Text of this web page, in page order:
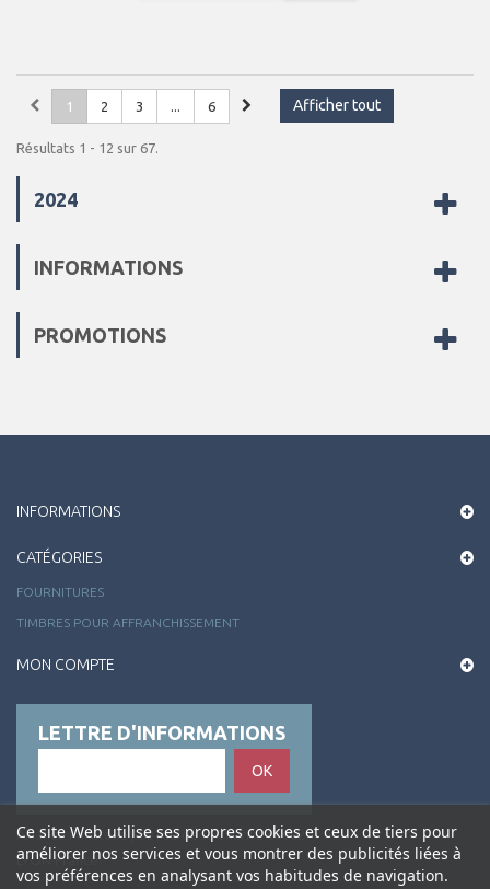
Afficher tout
1 2 3 ... 6
Résultats 1 - 12 sur 67.
2024
INFORMATIONS
PROMOTIONS
INFORMATIONS
CATÉGORIES
FOURNITURES
TIMBRES POUR AFFRANCHISSEMENT
MON COMPTE
LETTRE D'INFORMATIONS
OK
Alliance Philatélie , 50 rue de la Charité 69002
LYON France
Ce site Web utilise ses propres cookies et ceux de tiers pour
améliorer nos services et vous montrer des publicités liées à
vos préférences en analysant vos habitudes de navigation.